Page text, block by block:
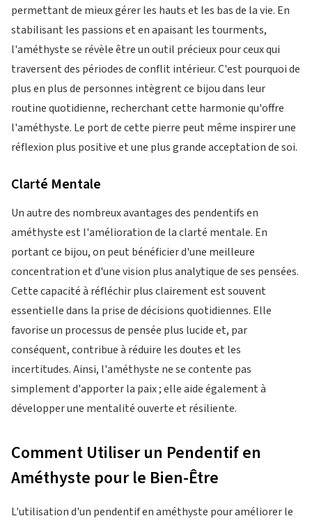
permettant de mieux gérer les hauts et les bas de la vie. En
stabilisant les passions et en apaisant les tourments,
l'améthyste se révèle être un outil précieux pour ceux qui
traversent des périodes de conflit intérieur. C'est pourquoi de
plus en plus de personnes intègrent ce bijou dans leur
routine quotidienne, recherchant cette harmonie qu'offre
l'améthyste. Le port de cette pierre peut même inspirer une
réflexion plus positive et une plus grande acceptation de soi.
Clarté Mentale
Un autre des nombreux avantages des pendentifs en
améthyste est l'amélioration de la clarté mentale. En
portant ce bijou, on peut bénéficier d'une meilleure
concentration et d'une vision plus analytique de ses pensées.
Cette capacité à réfléchir plus clairement est souvent
essentielle dans la prise de décisions quotidiennes. Elle
favorise un processus de pensée plus lucide et, par
conséquent, contribue à réduire les doutes et les
incertitudes. Ainsi, l'améthyste ne se contente pas
simplement d'apporter la paix ; elle aide également à
développer une mentalité ouverte et résiliente.
Comment Utiliser un Pendentif en
Améthyste pour le Bien-Être
L'utilisation d'un pendentif en améthyste pour améliorer le